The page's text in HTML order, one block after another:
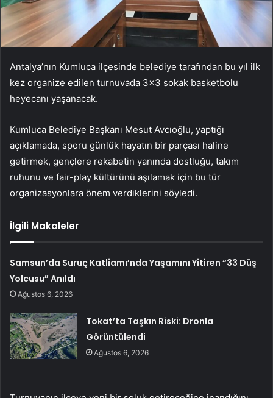
Antalya’nın Kumluca ilçesinde belediye tarafından bu yıl ilk
kez organize edilen turnuvada 3×3 sokak basketbolu
heyecanı yaşanacak.
Kumluca Belediye Başkanı Mesut Avcıoğlu, yaptığı
açıklamada, sporu günlük hayatın bir parçası haline
getirmek, gençlere rekabetin yanında dostluğu, takım
ruhunu ve fair-play kültürünü aşılamak için bu tür
organizasyonlara önem verdiklerini söyledi.
İlgili Makaleler
Samsun’da Suruç Katliamı’nda Yaşamını Yitiren “33 Düş
Yolcusu” Anıldı
Ağustos 6, 2026
Tokat’ta Taşkın Riski: Dronla
Görüntülendi
Ağustos 6, 2026